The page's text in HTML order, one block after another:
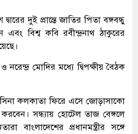
দুই প্রান্তে জাতির পিতা বঙ্গবন্ধু
বিশ্ব কবি রবীন্দ্রনাথ ঠাকুরের
মোদির মধ্যে দ্বিপক্ষীয় বৈঠক
কলকাতা ফিরে এসে জোড়াসাকো
সন্ধ্যায় হোটেল তাজ বেঙ্গলে
বাংলাদেশের প্রধানমন্ত্রীর সঙ্গে